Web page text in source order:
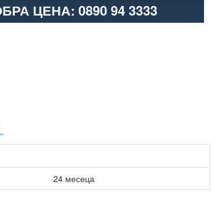
ЦЕНА: 0890 94 3333
24 месеца